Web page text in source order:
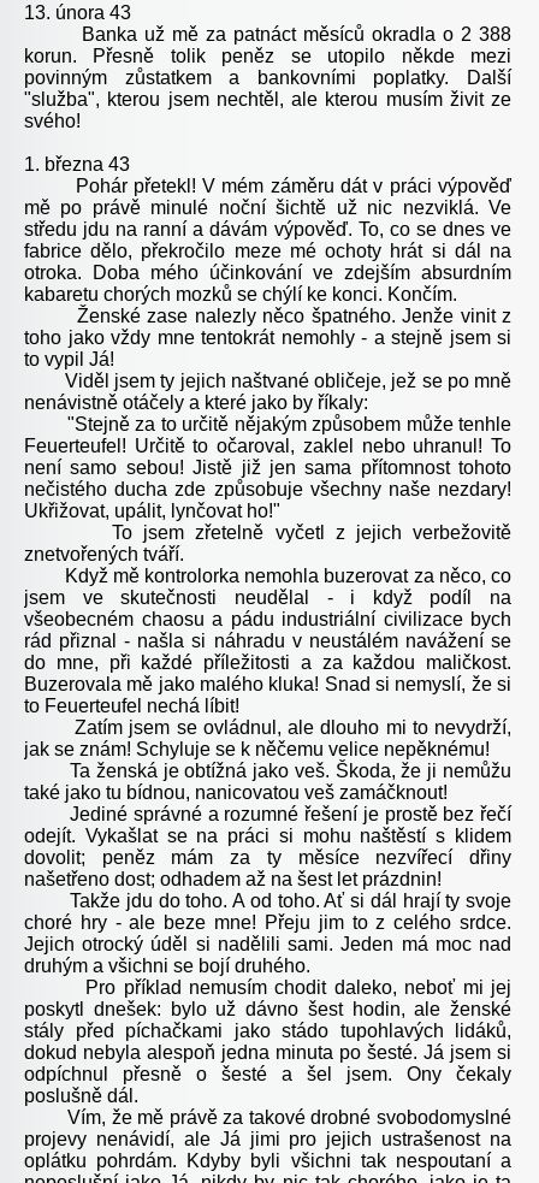
13. února 43
Banka už mě za patnáct měsíců okradla o 2 388
korun. Přesně tolik peněz se utopilo někde mezi
povinným zůstatkem a bankovními poplatky. Další
"služba", kterou jsem nechtěl, ale kterou musím živit ze
svého!
1. března 43
Pohár přetekl! V mém záměru dát v práci výpověď
mě po právě minulé noční šichtě už nic nezviklá. Ve
středu jdu na ranní a dávám výpověď. To, co se dnes ve
fabrice dělo, překročilo meze mé ochoty hrát si dál na
otroka. Doba mého účinkování ve zdejším absurdním
kabaretu chorých mozků se chýlí ke konci. Končím.
Ženské zase nalezly něco špatného. Jenže vinit z
toho jako vždy mne tentokrát nemohly - a stejně jsem si
to vypil Já!
Viděl jsem ty jejich naštvané obličeje, jež se po mně
nenávistně otáčely a které jako by říkaly:
"Stejně za to určitě nějakým způsobem může tenhle
Feuerteufel! Určitě to očaroval, zaklel nebo uhranul! To
není samo sebou! Jistě již jen sama přítomnost tohoto
nečistého ducha zde způsobuje všechny naše nezdary!
Ukřižovat, upálit, lynčovat ho!"
To jsem zřetelně vyčetl z jejich verbežovitě
znetvořených tváří.
Když mě kontrolorka nemohla buzerovat za něco, co
jsem ve skutečnosti neudělal - i když podíl na
všeobecném chaosu a pádu industriální civilizace bych
rád přiznal - našla si náhradu v neustálém navážení se
do mne, při každé příležitosti a za každou maličkost.
Buzerovala mě jako malého kluka! Snad si nemyslí, že si
to Feuerteufel nechá líbit!
Zatím jsem se ovládnul, ale dlouho mi to nevydrží,
jak se znám! Schyluje se k něčemu velice nepěknému!
Ta ženská je obtížná jako veš. Škoda, že ji nemůžu
také jako tu bídnou, nanicovatou veš zamáčknout!
Jediné správné a rozumné řešení je prostě bez řečí
odejít. Vykašlat se na práci si mohu naštěstí s klidem
dovolit; peněz mám za ty měsíce nezvířecí dřiny
našetřeno dost; odhadem až na šest let prázdnin!
Takže jdu do toho. A od toho. Ať si dál hrají ty svoje
choré hry - ale beze mne! Přeju jim to z celého srdce.
Jejich otrocký úděl si nadělili sami. Jeden má moc nad
druhým a všichni se bojí druhého.
Pro příklad nemusím chodit daleko, neboť mi jej
poskytl dnešek: bylo už dávno šest hodin, ale ženské
stály před píchačkami jako stádo tupohlavých lidáků,
dokud nebyla alespoň jedna minuta po šesté. Já jsem si
odpíchnul přesně o šesté a šel jsem. Ony čekaly
poslušně dál.
Vím, že mě právě za takové drobné svobodomyslné
projevy nenávidí, ale Já jimi pro jejich ustrašenost na
oplátku pohrdám. Kdyby byli všichni tak nespoutaní a